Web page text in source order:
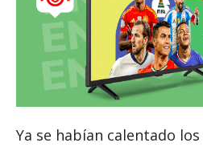
Ya se habían calentado